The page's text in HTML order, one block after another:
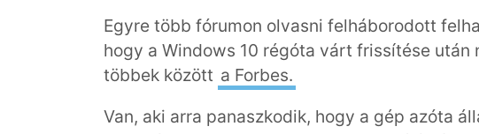
Egyre több fórumon olvasni felháborodott
hogy a Windows 10 régóta várt frissítése
többek között a Forbes.
Van, aki arra panaszkodik, hogy a gép azóta